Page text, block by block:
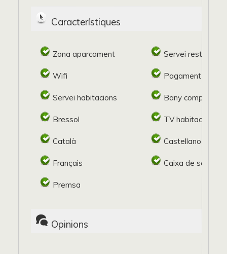
Característiques
Zona aparcament Servei restaurant
Wifi Pagament
Servei habitacions Bany complert
Bressol TV habitació
Català Castellano
Français Caixa de
Premsa
Opinions